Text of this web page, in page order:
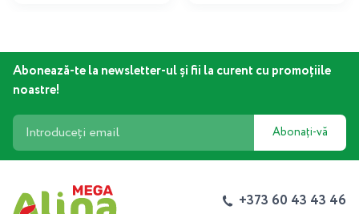
Abonează-te la newsletter-ul și fii la curent cu promoțiile
noastre!
Abonați-vă
+373 60 43 43 46